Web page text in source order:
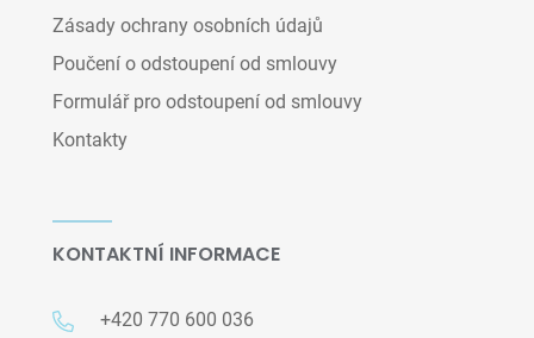
Zásady ochrany osobních údajů
Poučení o odstoupení od smlouvy
Formulář pro odstoupení od smlouvy
Kontakty
KONTAKTNÍ INFORMACE
+420 770 600 036